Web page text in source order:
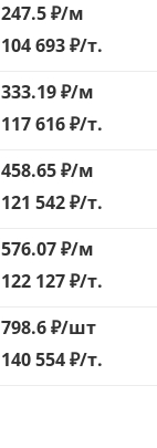
247.5₽/м
104 693₽/т.
333.19₽/м
117 616₽/т.
458.65₽/м
121 542₽/т.
576.07₽/м
122 127₽/т.
798.6₽/шт
140 554₽/т.